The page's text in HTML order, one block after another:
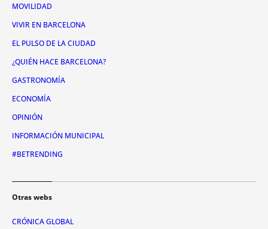
MOVILIDAD
VIVIR EN BARCELONA
EL PULSO DE LA CIUDAD
¿QUIÉN HACE BARCELONA?
GASTRONOMÍA
ECONOMÍA
OPINIÓN
INFORMACIÓN MUNICIPAL
#BETRENDING
Otras webs
CRÓNICA GLOBAL